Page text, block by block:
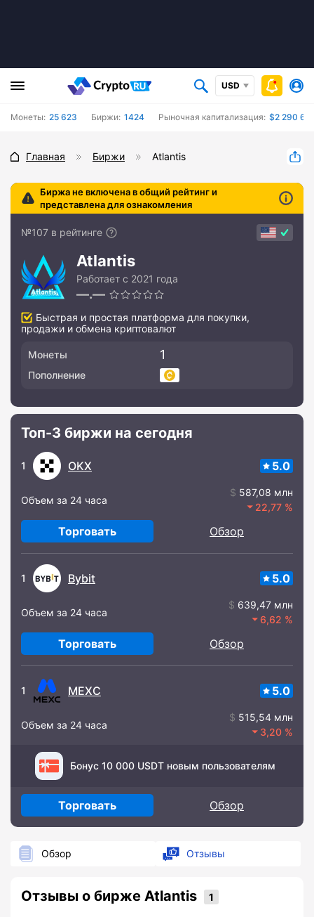
USD
Монеты: 25 623 Биржи: 1424 Рыночная капитализация: $2 290
Главная Биржи Atlantis
Биржа не включена в общий рейтинг и
представлена для ознакомления
№107 в рейтинге
Atlantis
Работает с 2021 года
—.—
Быстрая и простая платформа для покупки,
продажи и обмена криптовалют
Монеты 1
Пополнение
Топ-3 биржи на сегодня
1 OKX 5.0
Объем за 24 часа
587,08 млн
22,77
Торговать Обзор
1 Bybit 5.0
Объем за 24 часа
639,47 млн
6,62
Торговать Обзор
1 MEXC 5.0
Объем за 24 часа
515,54 млн
3,20
Бонус 10 000 USDT новым пользователям
Торговать Обзор
Обзор Отзывы
Отзывы о бирже Atlantis